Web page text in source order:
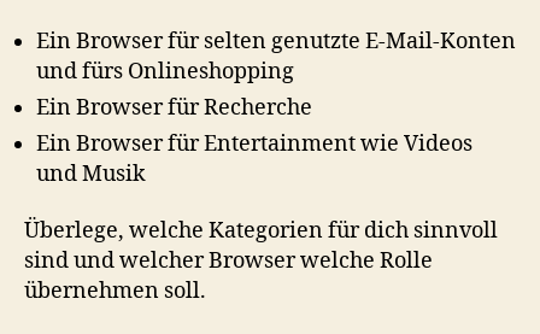
Ein Browser für selten genutzte E-Mail-Konten
und fürs Onlineshopping
Ein Browser für Recherche
Ein Browser für Entertainment wie Videos
und Musik
Überlege, welche Kategorien für dich sinnvoll
sind und welcher Browser welche Rolle
übernehmen soll.